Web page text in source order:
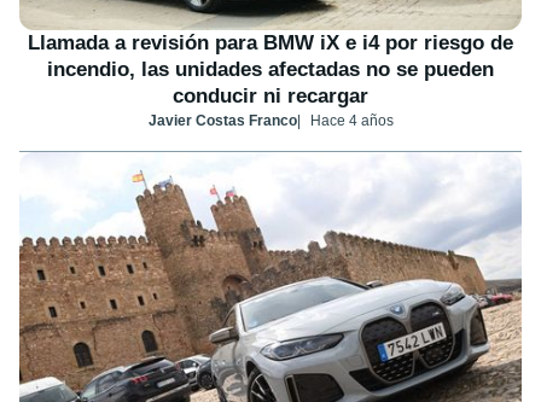
Llamada a revisión para BMW iX e i4 por riesgo de
incendio, las unidades afectadas no se pueden
conducir ni recargar
Javier Costas Franco Hace 4 años